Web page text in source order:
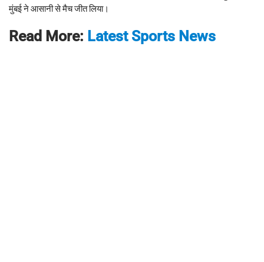
मुंबई ने आसानी से मैच जीत लिया।
Read More: Latest Sports News